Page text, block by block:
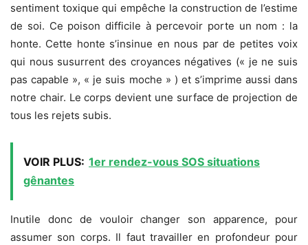
sentiment toxique qui empêche la construction de l’estime
de soi. Ce poison difficile à percevoir porte un nom : la
honte. Cette honte s’insinue en nous par de petites voix
qui nous susurrent des croyances négatives (« je ne suis
pas capable », « je suis moche » ) et s’imprime aussi dans
notre chair. Le corps devient une surface de projection de
tous les rejets subis.
VOIR PLUS: 1er rendez-vous SOS situations
gênantes
Inutile donc de vouloir changer son apparence, pour
assumer son corps. Il faut travailler en profondeur pour